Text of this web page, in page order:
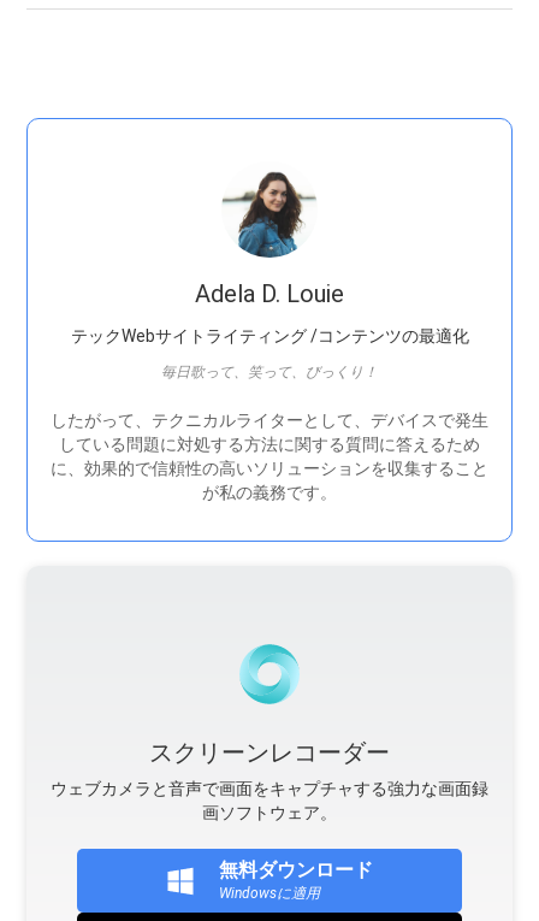
Adela D. Louie
テックWebサイトライティング /コンテンツの最適化
毎日歌って、笑って、びっくり！
したがって、テクニカルライターとして、デバイスで発生
している問題に対処する方法に関する質問に答えるため
に、効果的で信頼性の高いソリューションを収集すること
が私の義務です。
スクリーンレコーダー
ウェブカメラと音声で画面をキャプチャする強力な画面録
画ソフトウェア。
無料ダウンロード
Windowsに適用